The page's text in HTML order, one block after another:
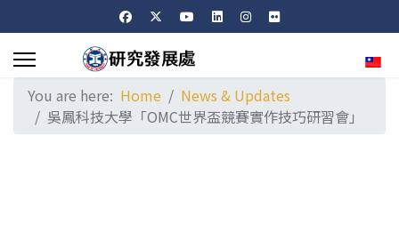
You are here: Home
News & Updates
吳鳳科技大學「OMC世界盃競賽實作技巧研習會」